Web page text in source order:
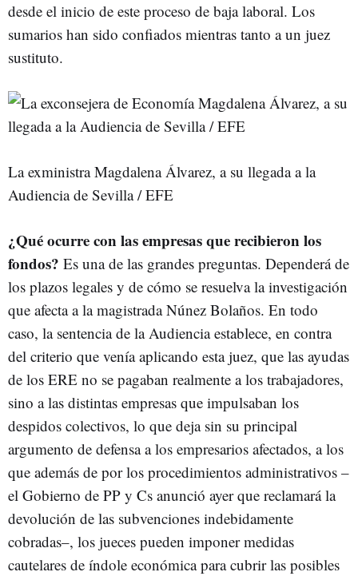
desde el inicio de este proceso de baja laboral. Los
sumarios han sido confiados mientras tanto a un juez
sustituto.
La exministra Magdalena Álvarez, a su llegada a la
Audiencia de Sevilla / EFE
¿Qué ocurre con las empresas que recibieron los
fondos? Es una de las grandes preguntas. Dependerá de
los plazos legales y de cómo se resuelva la investigación
que afecta a la magistrada Núnez Bolaños. En todo
caso, la sentencia de la Audiencia establece, en contra
del criterio que venía aplicando esta juez, que las ayudas
de los ERE no se pagaban realmente a los trabajadores,
sino a las distintas empresas que impulsaban los
despidos colectivos, lo que deja sin su principal
argumento de defensa a los empresarios afectados, a los
que además de por los procedimientos administrativos –
el Gobierno de PP y Cs anunció ayer que reclamará la
devolución de las subvenciones indebidamente
cobradas–, los jueces pueden imponer medidas
cautelares de índole económica para cubrir las posibles